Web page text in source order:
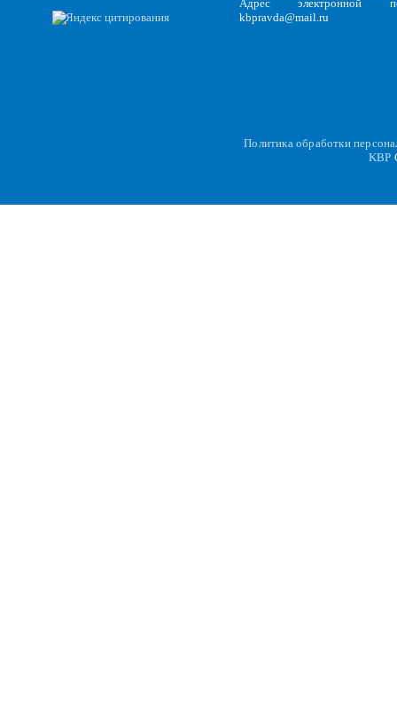
Адрес электронной
kbpravda@mail.ru
Политика обработки
KBP